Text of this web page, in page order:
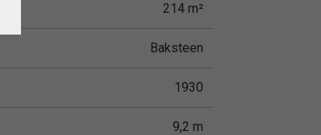
214 m²
Baksteen
1930
9,2 m